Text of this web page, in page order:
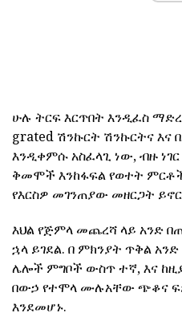
ሁሉ ትርፍ እርጥበት እንዲፈስ
grated ሽንኩርት ሽንኩርትና እና
እንዲቀምሱ አስፈላጊ ነው, ብዙ
ቅመሞች እንከፋፍል የወተት
የእርስዎ መገንጠያው መዘርጋት
እህል የጅምላ መጨረሻ ላይ አንድ
ኋላ ይገደል. በ ምክንያት ጥቅል
ሌሎች ምግቦች ውስጥ ተኛ, እና
በውኃ የተሞላ ሙሉአቸው ጭቆና
እንደመሆኑ.